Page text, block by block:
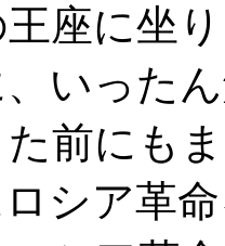
座に坐
いった
前にも
シア革